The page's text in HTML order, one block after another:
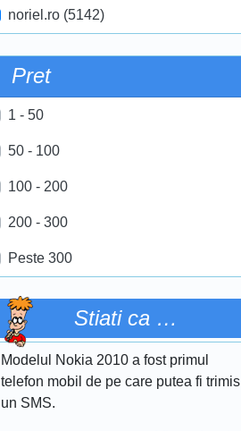
noriel.ro (5142)
Pret
1 - 50
50 - 100
100 - 200
200 - 300
Peste 300
Stiati ca …
Modelul Nokia 2010 a fost primul
telefon mobil de pe care putea fi trimis
un SMS.